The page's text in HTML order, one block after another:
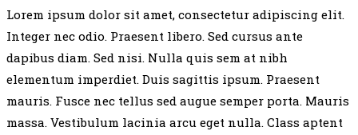
Lorem ipsum dolor sit amet, consectetur adipiscing elit.
Integer nec odio. Praesent libero. Sed cursus ante
dapibus diam. Sed nisi. Nulla quis sem at nibh
elementum imperdiet. Duis sagittis ipsum. Praesent
mauris. Fusce nec tellus sed augue semper porta. Mauris
massa. Vestibulum lacinia arcu eget nulla. Class aptent